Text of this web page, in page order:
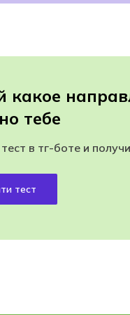
какое
тебе
в тг-боте и
тест